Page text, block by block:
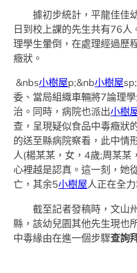
據初步統計，平龍佳佳
日到校上課的先生共有76
理學生暈倒，在處理經過歷
癥狀。
&nbs小樹屋p;&nb小樹屋
委、當局組織車輛將7論理
治。同時，病院也派出小樹
查，呈現疑似食品中毒癥狀
的送至縣病院察看，此中情
人(楊某某，女，4歲;周某某
心裡越是認真。這一刻，她
亡，其余5小樹屋人正在全
截至記者發稿時，文山州
縣，該幼兒園其他先生現也
中毒緣由在進一個步驟查詢